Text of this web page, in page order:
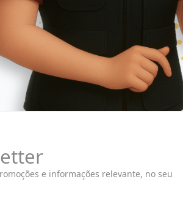
e informações relevante, no seu